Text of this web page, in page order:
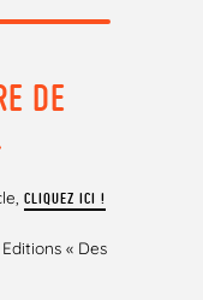
DE
CLIQUEZ ICI !
« Des